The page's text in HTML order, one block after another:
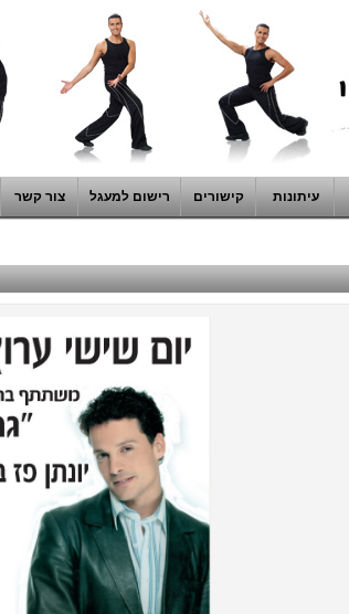
עיתונות קישורים רישום למעגל צור קשר